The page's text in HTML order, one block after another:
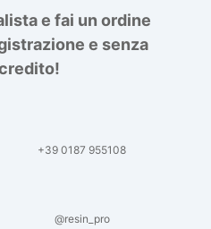
e fai un ordine
e senza
+39 0187 955108
@resin_pro